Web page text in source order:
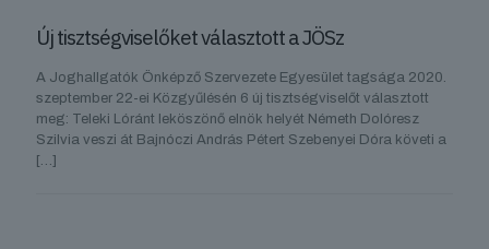
Új tisztségviselőket választott a JÖSz
A Joghallgatók Önképző Szervezete Egyesület tagsága 2020.
szeptember 22-ei Közgyűlésén 6 új tisztségviselőt választott
meg: Teleki Lóránt leköszönő elnök helyét Németh Dolóresz
Szilvia veszi át Bajnóczi András Pétert Szebenyei Dóra követi a
[…]